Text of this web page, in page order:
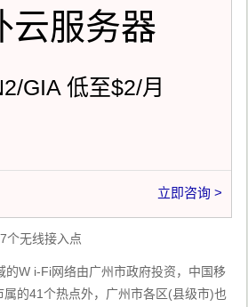
云服务器
GIA 低至$2/月
立即咨询 >
个无线接入点
的W i-Fi网络由广州市政府投资，中国移
的41个热点外，广州市各区(县级市)也